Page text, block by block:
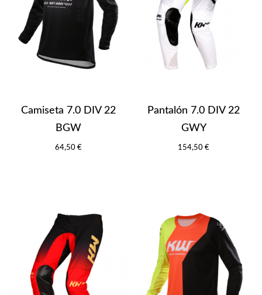
Camiseta 7.0 DIV 22
BGW
64,50 €
Pantalón 7.0 DIV 22
GWY
154,50 €